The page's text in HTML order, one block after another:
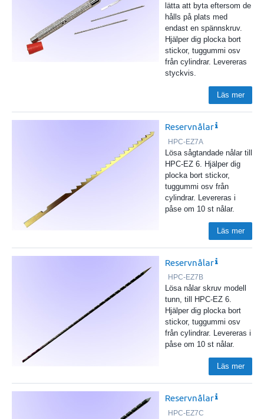
lätta att byta eftersom de
hålls på plats med
endast en spännskruv.
Hjälper dig plocka bort
stickor, tuggummi osv
från cylindrar. Levereras
styckvis.
Läs mer
Reservnålar
HPC-EZ7A
Lösa sågtandade nålar till
HPC-EZ 6. Hjälper dig
plocka bort stickor,
tuggummi osv från
cylindrar. Levereras i
påse om 10 st nålar.
Läs mer
Reservnålar
HPC-EZ7B
Lösa nålar skruv modell
tunn, till HPC-EZ 6.
Hjälper dig plocka bort
stickor, tuggummi osv
från cylindrar. Levereras i
påse om 10 st nålar.
Läs mer
Reservnålar
HPC-EZ7C